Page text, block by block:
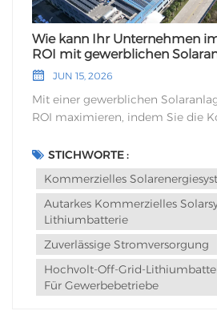
Wie kann Ihr Unternehmen
ROI mit gewerblichen
maximieren?
JUN 15, 2026
Mit einer gewerblichen Solaranlage können Sie den ROI maximieren, indem Sie die Kosten im Blick behalten, finanzielle Vorteile nutzen und Ihre Anlage optimal betreiben. Viele Unternehmen erzielen Amortisationszeiten zwischen fünf und zehn Jahren, und die durchschnittlichen Renditen übertreffen oft die traditioneller Investitionen. Dank der steigenden Effizienz von Solaranlagen und der Verbesserung von Energiespeichertechnologien haben Sie Ihre Energiekosten immer besser im Griff. Ein Energieaudit hilft Ihnen, die Anlagengröße an Ihren tatsächlichen Verbrauch anzupassen, was die Einsparungen und den langfristigen Wert steigert. Erfahren Sie mehr darüber, wie eine Kommerzielles Solarenergiesystem kann Ihr Unternehmen verändern.Wichtigste ErkenntnisseLassen Sie ein Energieaudit durchführen, um Ineffizienzen aufzudecken und die richtige Größe der Solaranlage für Ihr Unternehmen zu ermitteln.Nutzen Sie Steuervergünstigungen, Zuschüsse und Rabatte, um die Vorlaufkosten zu senken und die langfristige Rendite Ihrer Solarinvestition zu verbessern.Wählen Sie hochwertige Solarmodule, zuverlässige Komponenten und erfahrene Installateure, um optimale Leistung und Langlebigkeit zu gewährleisten.Nutzen Sie fortschrittliche Überwachungsinstrumente, um die Energieproduktion zu verfolgen, Probleme frühzeitig zu erkennen und eine optimale Systemeffizienz aufrechtzuerhalten.Setzen Sie auf vorbeugende Wartungsstrategien wie regelmäßige Reinigung und Inspektionen, um die Lebensdauer des Systems zu verlängern und den ROI zu maximieren.Kostenmanagement für kommerzielle SolarenergiesystemeEnergieaudit zur KostenoptimierungDen ROI einer gewerblichen Solaranlage maximieren Sie, indem Sie ein umfassendes Energieaudit durchführen. Dieses Audit hilft Ihnen, Ihren aktuellen Energieverbrauch zu analysieren und Einsparpotenziale aufzudecken. Energieaudits decken Verschwendung auf, die Ihre Stromrechnung in die Höhe treibt. Sie erhalten konkrete Handlungsempfehlungen, um diese Ineffizienzen zu beheben. Wenn Sie diese Punkte vor der Installation Ihrer gewerblichen Solaranlage angehen, läuft Ihr Unternehmen mit maximaler Leistung. Dieser Ansatz reduziert Ihren Energiebedarf und ermöglicht Ihnen die Investition in eine kleinere, kostengünstigere Solaranlage.Energieaudits helfen Ihnen:Identifizieren Sie ineffiziente Beleuchtung, Heizungs-, Lüftungs- und Klimaanlagen sowie veraltete Haushaltsgeräte.Rüsten Sie auf ENERGY STAR®-Geräte um, dichten Sie die Lüftungskanäle ab und verbessern Sie die Isolierung.Senken Sie Ihre monatlichen Energiekosten und entlasten Sie Ihre elektrische Infrastruktur.Sie erhalten ein klares Bild Ihres Energieprofils, das Ihnen bei der Auswahl der richtigen Systemgröße hilft. Dieser Schritt stellt sicher, dass Sie nicht zu viel ausgeben und trägt zur Maximierung des ROI bei. Für Unternehmen, die eine zuverlässige Stromversorgung benötigen, eignen sich Lösungen wie beispielsweise Kommerzielles Solarenergiesystem Wir bieten maßgeschneiderte Optionen, die Ihren Konsumgewohnheiten entsprechen.Kontrolle der einmaligen und laufenden KostenDie Kontrolle der Kostentreiber ist entscheidend für die Maximierung des ROI einer gewerblichen Solaranlage. Sie müssen die Faktoren verstehen, die sowohl die Installations- als auch die Betriebskosten beeinflussen. Zu den häufigsten Kostentreibern im Jahr 2026 zählen:Systemgröße: Größere Systeme erfordern höhere Anfangsinvestitionen, profitieren aber von Skaleneffekten, wodurch die Kosten pro Watt sinken.Arten von Solarmodulen: Monokristalline, polykristalline und Dünnschichtmodule unterscheiden sich in Kosten und Effizienz.Installationskosten: Arbeitskosten, Genehmigungsgebühren, Dachart und elektrische Modernisierungen tragen zu den Gesamtkosten bei.Gerätekosten: Wechselrichter, Montagezubehör und Verkabelung beeinflussen Ihre Gesamtinvestition.Die anfängliche Investition für eine gewerbliche Solaranlage liegt in der Regel zwischen 150.000 und 500.000 US-Dollar oder mehr, abhängig von der Anlagengröße und ohne Berücksichtigung von Förderungen. Zu den laufenden Kosten gehören Wartung und Reinigung, der Austausch von Geräten nach Ablauf der Garantie sowie höhere Versicherungsprämien, wenn die Anlage in Ihre Police aufgenommen wird.Laufende Kosten, die zu berücksichtigen sind:Wartungs- und Reinigungskosten für optimale Leistung.Anpassungen der Versicherungsprämien.Professionelle Reinigungsdienste und Gerätemodernisierungen.Sie können diese Kosten senken, indem Sie effiziente Geräte auswählen, Installationsverträge aushandeln und regelmäßige Wartungen einplanen. Wenn Sie Ineffizienzen frühzeitig beheben, reduzieren Sie Ihren Energiebedarf und maximieren die Rentabilität. Intelligente Investitionen in hochwertige Komponenten und eine fachgerechte Installation helfen Ihnen, unerwartete Ausgaben zu vermeiden.Die Auswirkungen einer gewerblichen Solaranlage auf Ihr Unternehmen werden deutlich, wenn Sie die Energiekosten vor und nach der Installation vergleichen:AspektVor der SolarinstallationNach der SolaranlageninstallationMonatliche StromkostenHochDeutlich reduziertSchutz vor PreiserhöhungenVerletzlichGesichertLangfristiges EinsparpotenzialBeschränktErheblichSie sichern Ihr Unternehmen gegen steigende Energiekosten ab und erzielen erhebliche langfristige Einsparungen. Die Maximierung des ROI hängt von Ihrer Fähigkeit ab, sowohl die anfänglichen als auch die laufenden Kostenfaktoren zu managen. Für Unternehmen, die fortschrittliche Energiespeicher benötigen, Autarkes Lithium-Batteriesystem für kommerzielle Solaranlagen liefert robuste Lösungen, die die Kosteneinsparungen weiter steigern.Sie erzielen eine maximale Rendite Ihrer Solaranlage durch die Kombination von Energieaudits, sorgfältiger Systemauswahl und proaktivem Kostenmanagement. Wenn Sie in eine zuverlässige Stromversorgung investieren, wie zum Beispiel Hochvolt-Off-Grid-Lithiumbatterie-Solarsystem für GewerbebetriebeSie stellen sicher, dass Ihr Unternehmen von gleichbleibender Leistung und optimierten Kostenstrukturen profitiert.Nutzung von Anreizen und Finanzierungsmöglichkeiten für SolarinvestitionenSie können bei Solarinvestitionen erhebliche Einsparungen erzielen, indem Sie verfügbare Steuervergünstigungen und Förderprogramme nutzen. Wenn Sie sich mit einem solchen Programm auseinandersetzen, sollten Sie Folgendes beachten: Kommerzielles SolarenergiesystemSie erhalten Zugang zu einer Reihe von Bundes- und
STICHWORTE :
Kommerzielles
Autarkes Kommerzielles
Lithiumbatterie
Zuverlässige Stromversorgung
Hochvolt-Off-Grid-
Für Gewerbebetriebe